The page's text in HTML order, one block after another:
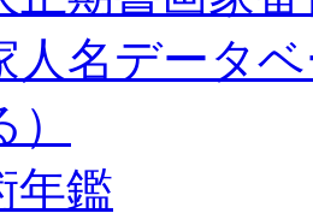
人名データ
年鑑